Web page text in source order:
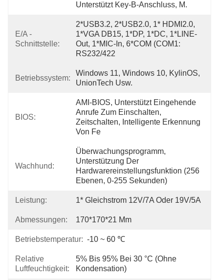
Unterstützt Key-B-Anschluss, M.
E/A -
Schnittstelle:
2*USB3.2, 2*USB2.0, 1* HDMI2.0,
1*VGA DB15, 1*DP, 1*DC, 1*LINE-
Out, 1*MIC-In, 6*COM (COM1:
RS232/422
Betriebssystem:
Windows 11, Windows 10, KylinOS,
UnionTech Usw.
BIOS:
AMI-BIOS, Unterstützt Eingehende
Anrufe Zum Einschalten,
Zeitschalten, Intelligente Erkennung
Von Fe
Wachhund:
Überwachungsprogramm,
Unterstützung Der
Hardwarereinstellungsfunktion (256
Ebenen, 0-255 Sekunden)
Leistung: 1* Gleichstrom 12V/7A Oder 19V/5A
Abmessungen: 170*170*21 Mm
Betriebstemperatur: -10 ~ 60 ℃
Relative
Luftfeuchtigkeit:
5% Bis 95% Bei 30 °C (ohne
Kondensation)